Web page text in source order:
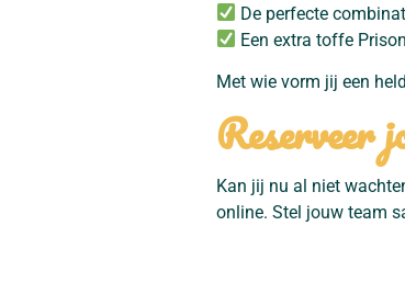
De perfecte
Een extra toffe
Met wie vorm jij een
Reserveer
Kan jij nu al niet
online. Stel jouw team